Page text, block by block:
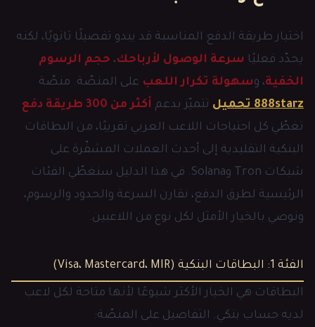
اختيار طريقة الدفع المناسبة قد يبدو تفصيلًا ثانويًا، لكنه
يحدّد فعليًا سرعة الوصول لأرباحك، حجم الرسوم
الخفية، وسهولة تكرار اللعب على المنصّة. منصّة
888starz تحميل
تتميّز بدعم أكثر من 300 طريقة دفع
تغطّي كل احتياجات اللاعب العربي تقريبًا، من البطاقات
البنكية التقليدية إلى أحدث العملات المشفّرة على
شبكات Tron وSolana. في هذا الدليل سنغطّي الفئات
الرئيسية لطرق الدفع، نقارن السرعة والحدود والرسوم،
ونوصي بالخيار الأمثل لكل نوع من اللاعبين.
الفئة 1: البطاقات البنكية (Visa، Mastercard، MIR)
البطاقات هي الخيار الأكثر شيوعًا لأنها متاحة لكل لاعب
لديه حساب بنكي. التفاصيل على المنصّة: